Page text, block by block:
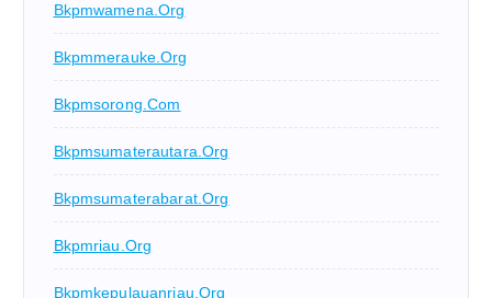
Bkpmwamena.org
Bkpmmerauke.org
Bkpmsorong.com
Bkpmsumaterautara.org
Bkpmsumaterabarat.org
Bkpmriau.org
Bkpmkepulauanriau.org